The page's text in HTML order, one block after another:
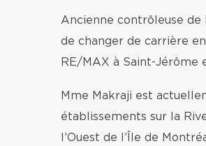
Ancienne contrôleuse de
de changer de carrière
RE/MAX à Saint-
Mme Makraji est
établissements sur la
l’Ouest de l’Île de